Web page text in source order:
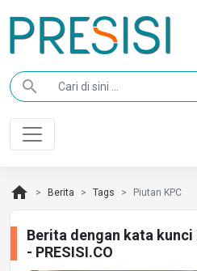
search
home Berita Tags Piutan KPC
Berita dengan kata kunci
- PRESISI.CO